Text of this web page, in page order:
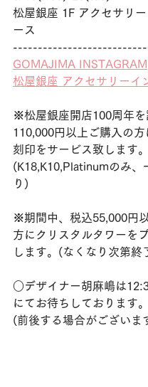
松屋銀座 1F アクセサリ
ース
GOMAJIMA INSTAGRAM
松屋銀座 アクセサリーイ
※松屋銀座開店100周年を
110,000円以上ご購入の
刻印をサービス致します。
(K18,K10,Platinumのみ、
り)
※期間中、税込55,000円
方にクリスタルタワーを
します。(なくなり次第終
○デザイナー胡麻嶋は
にてお待ちしております。
(前後する場合がございま